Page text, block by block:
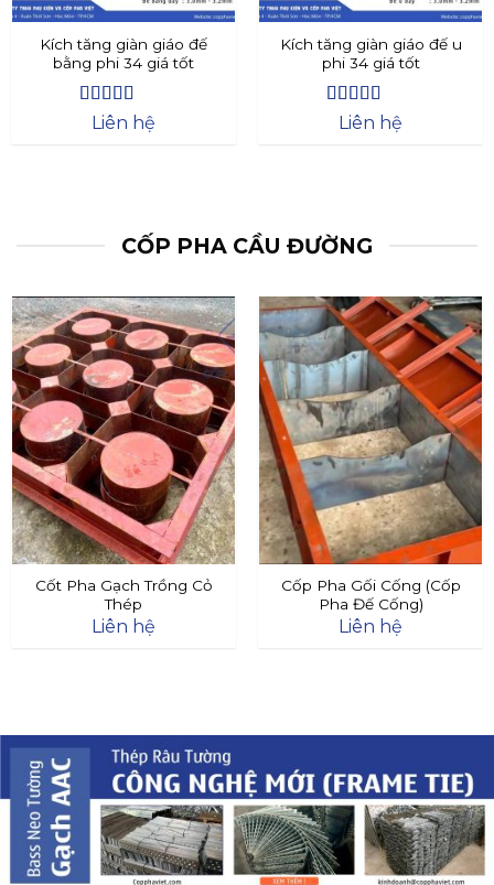
Kích tăng giàn giáo đế
bằng phi 34 giá tốt
Được xếp
5
Liên hệ
Kích tăng giàn giáo đế u
phi 34 giá tốt
Được xếp
5
Liên hệ
CỐP PHA CẦU ĐƯỜNG
Cốt Pha Gạch Trồng Cỏ
Thép
Liên hệ
Cốp Pha Gối Cống (Cốp
Pha Đế Cống)
Liên hệ